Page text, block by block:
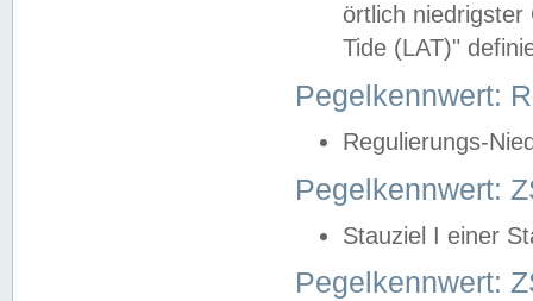
örtlich
Tide (LAT)"
Pegelkennwert:
Regulierungs-
Pegelkennwert:
Stauziel I einer
Pegelkennwert: